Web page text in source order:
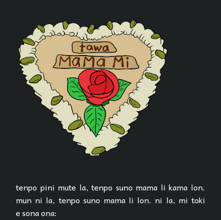
tenpo pini mute la, tenpo suno mama li kama lon.
mun ni la, tenpo suno mama li lon. ni la, mi toki
e sona ona: